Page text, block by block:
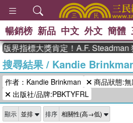
熱搜： 東
、 The
史是一群
登輝時代
偉大的迷走
暢銷榜 新品 中文 外文 簡體
界指標大獎肯定！A.F. Steadman
搜尋結果/ Kandie
作者：Kandie Brinkman
商品狀態:
出版社/品牌:PBKTYFRL
顯示 排序